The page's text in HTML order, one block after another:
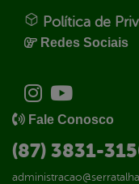
Política de
Redes Sociais
Fale Conosco
(87) 3831-